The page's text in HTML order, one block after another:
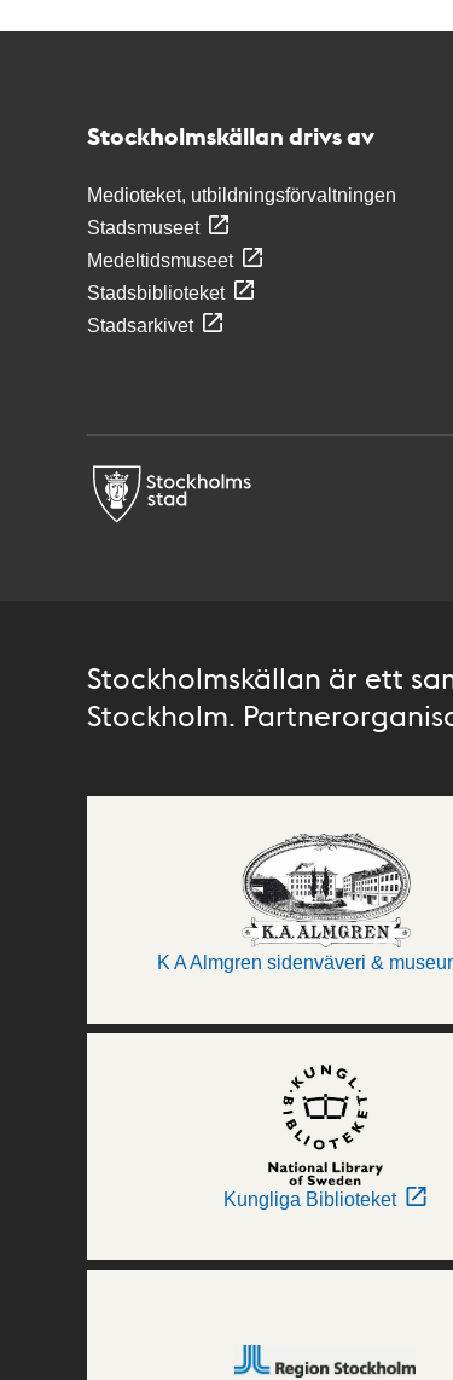
Stockholmskällan drivs av
Medioteket, utbildningsförvaltningen
Stadsmuseet
Medeltidsmuseet
Stadsbiblioteket
Stadsarkivet
Stockholmskällan är ett
Stockholm.
K A Almgren sidenväveri &
Kungliga Biblioteket